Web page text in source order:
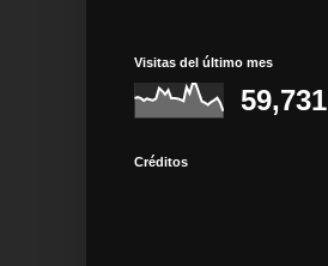
Visitas del último mes
59,731
Créditos